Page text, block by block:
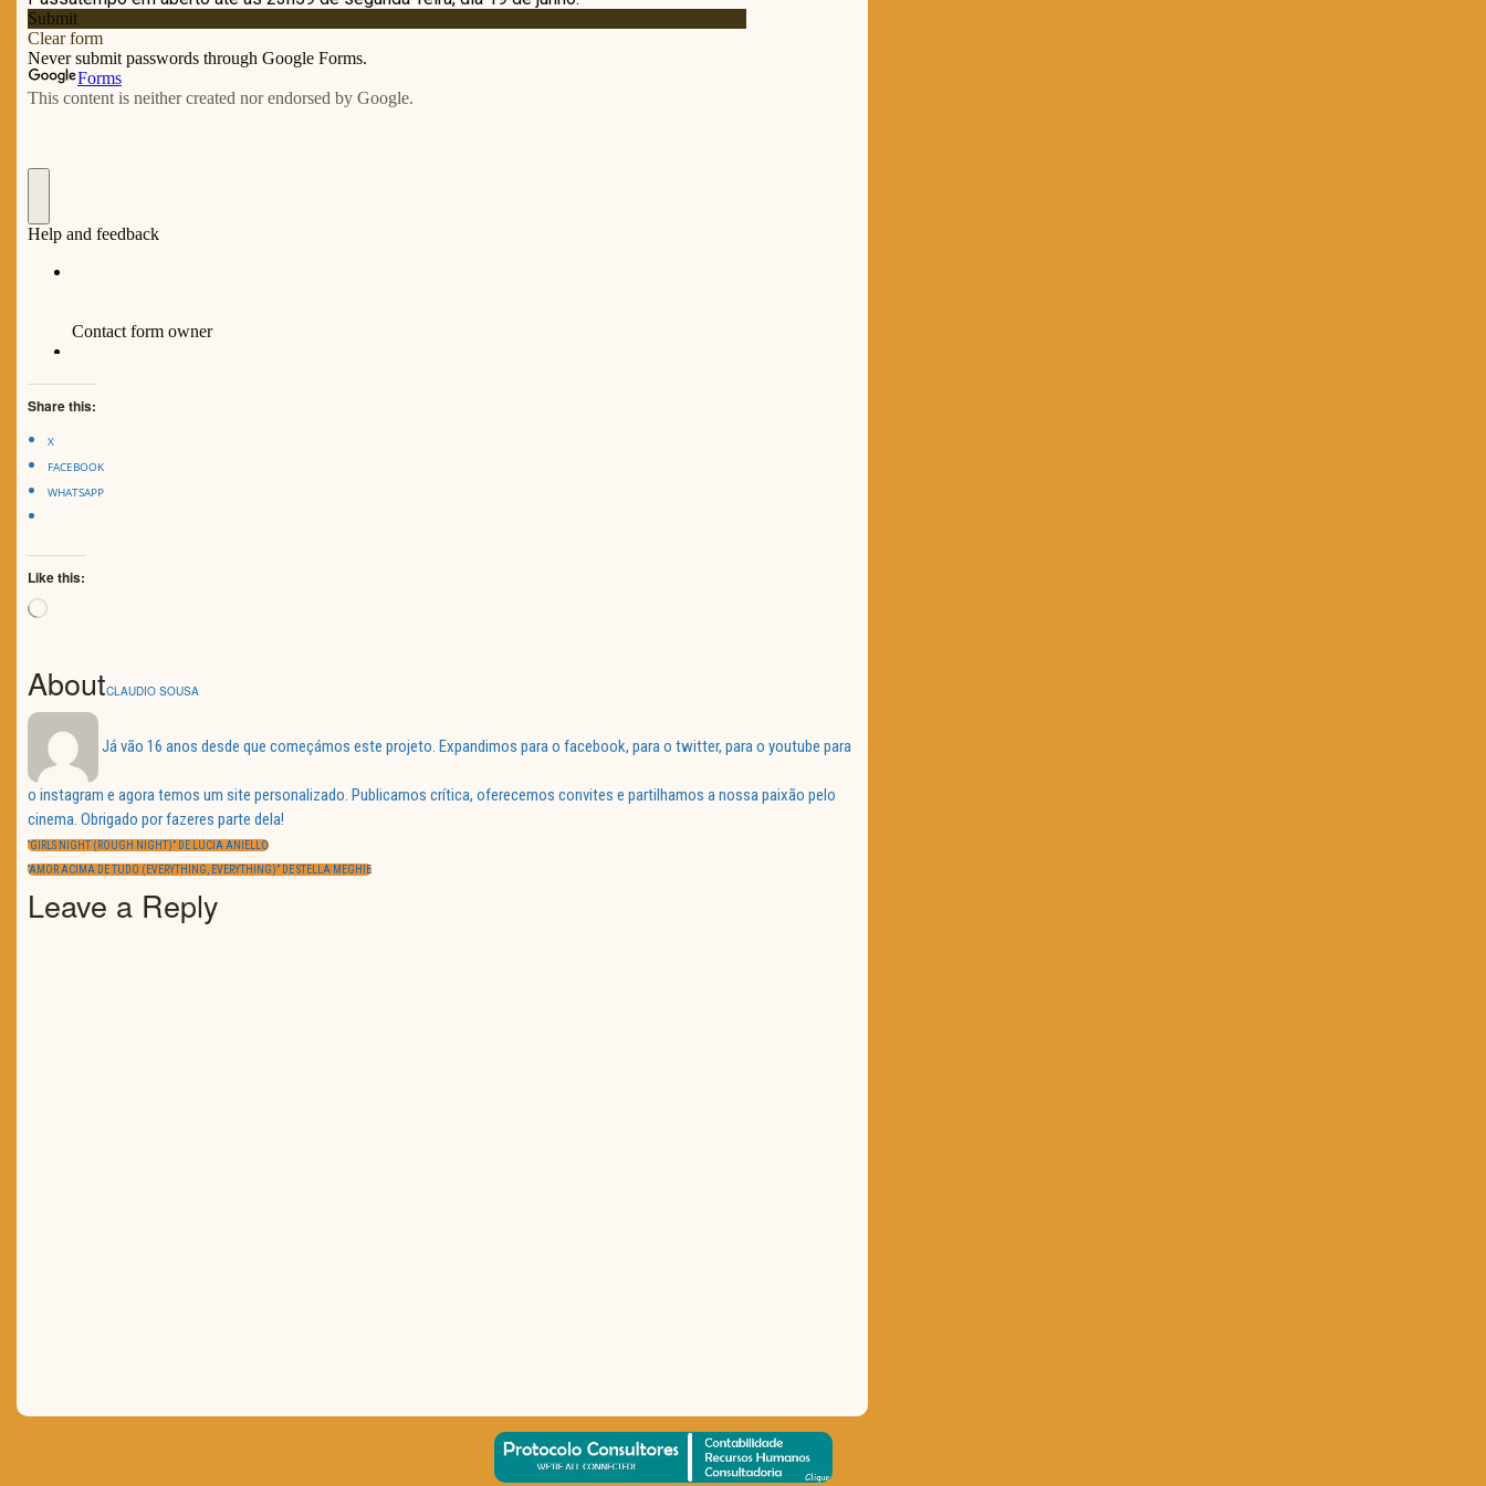
Share this:
X
FACEBOOK
WHATSAPP
Like this:
Loading…
AboutCLAUDIO SOUSA
Já vão 16 anos desde que começámos este projeto. Expandimos para o facebook, para o twitter, para o youtube para
o instagram e agora temos um site personalizado. Publicamos crítica, oferecemos convites e partilhamos a nossa paixão pelo
cinema. Obrigado por fazeres parte dela!
Navegação
de
artigos
PREVIOUS
“GIRLS NIGHT (ROUGH NIGHT)” DE LUCIA ANIELLO
NEXT
“AMOR ACIMA DE TUDO (EVERYTHING, EVERYTHING)” DE STELLA MEGHIE
Leave a Reply